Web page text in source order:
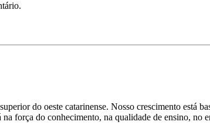
do oeste catarinense. Nosso crescimento está
força do conhecimento, na qualidade de ensino,